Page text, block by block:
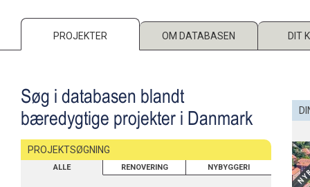
PROJEKTER OM DATABASEN DIT
Søg i databasen blandt
bæredygtige projekter i Danmark
PROJEKTSØGNING
ALLE RENOVERING NYBYGGERI